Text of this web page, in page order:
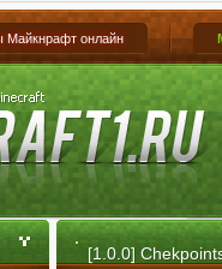
Майкнрафт онлайн
[1.0.0]